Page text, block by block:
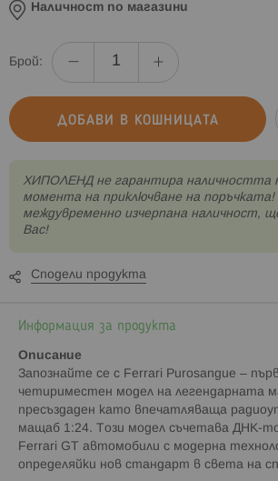
Наличност по магазини
Брой:
ДОБАВИ В КОШНИЦАТА
XИПОЛЕНД не гарантира наличността
момента на приключване на поръчката!
междувременно изчерпана наличност,
Вас!
Сподели продукта
Информация за продукта
Описание
Запознайте се с Ferrari Purosangue –
четириместен модел на легендарната
пресъздаден като впечатляваща
мащаб 1:24. Този модел съчетава ДНК-
Ferrari GT автомобили с модерна
определяйки нов стандарт в света на